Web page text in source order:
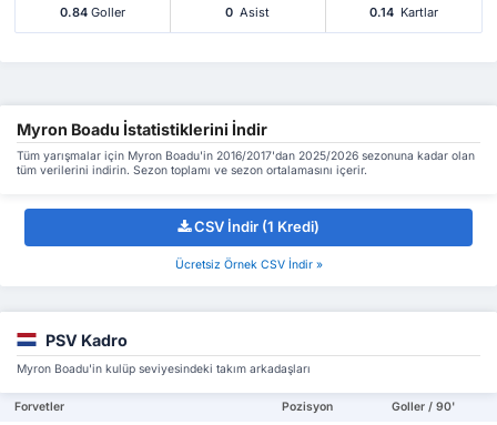
0.84Goller 0 Asist 0.14 Kartlar
Myron Boadu İstatistiklerini İndir
Tüm yarışmalar için Myron Boadu'in 2016/2017'dan 2025/2026 sezonuna kadar olan
tüm verilerini indirin. Sezon toplamı ve sezon ortalamasını içerir.
CSV İndir (1 Kredi)
Ücretsiz Örnek CSV İndir »
PSV Kadro
Myron Boadu'in kulüp seviyesindeki takım arkadaşları
Forvetler Pozisyon Goller / 90'